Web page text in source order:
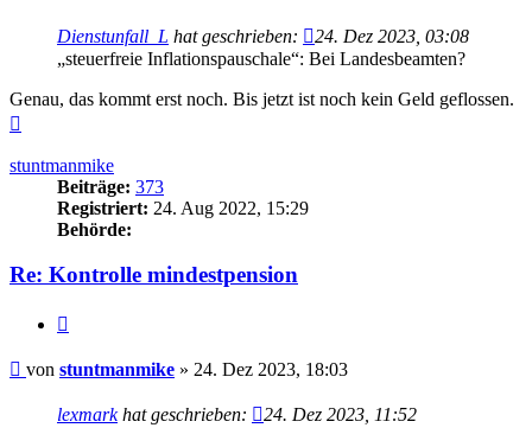
Dienstunfall_L hat geschrieben:
24. Dez 2023, 03:08
„steuerfreie Inflationspauschale“: Bei Landesbeamten?
Genau, das kommt erst noch. Bis jetzt ist noch kein Geld geflossen.
stuntmanmike
Beiträge: 373
Registriert: 24. Aug 2022, 15:29
Behörde:
Re: Kontrolle mindestpension
Beitrag
von stuntmanmike » 24. Dez 2023, 18:03
lexmarkhat geschrieben: 24. Dez 2023, 11:52